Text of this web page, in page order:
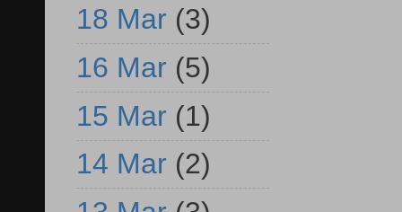
18 Mar (3)
16 Mar (5)
15 Mar (1)
14 Mar (2)